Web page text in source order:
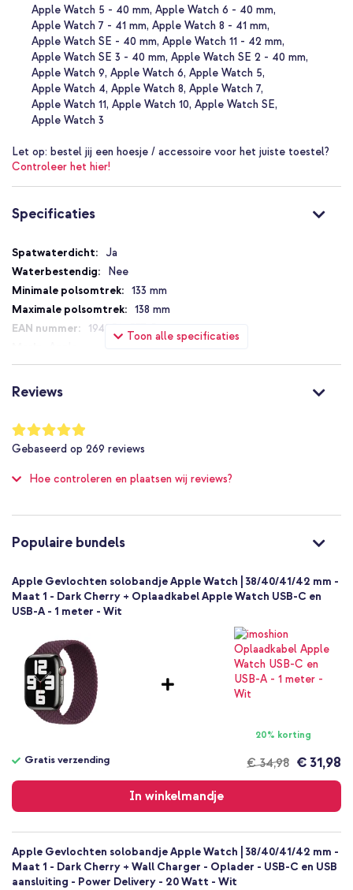
Rekbaar gevlochten design
Gemaakt van 40% gerecycled materiaal
Zweet- en waterbestendig
Comfortabel en zacht gevoel
Verschillende maten voor de perfecte pasvorm
Met 1 jaar garantie
Gevlochten solobandje.
Apple Watch 5 - 40 mm Apple Watch 6 - 40 mm
Apple Watch 7 - 41 mm Apple Watch 8 - 41 mm
Apple Watch SE - 40 mm Apple Watch 11 - 42 mm
Apple Watch SE 3 - 40 mm Apple Watch SE 2 - 40 mm
Apple Watch 9 Apple Watch 6 Apple Watch 5
Apple Watch 4 Apple Watch 8 Apple Watch 7
Apple Watch 11 Apple Watch 10 Apple Watch SE
Apple Watch 3
Let op: bestel jij een hoesje / accessoire voor het juiste toestel?
Controleer het hier!
Specificaties
Toon alle specificaties
Specificaties
Ja
Nee
133 mm
138 mm
194252637715
ML3R3ZM/A
Apple
Smartwatch bandje
Geen
Reviews
Waardering:
98
%
of
Gebaseerd op 269 reviews
Hoe controleren en plaatsen wij reviews?
Populaire bundels
Apple Gevlochten solobandje Apple Watch | 38/40/41/42 mm -
Maat 1 - Dark Cherry + Oplaadkabel Apple Watch USB-C en
USB-A - 1 meter - Wit
20% korting
€ 34,98
Gratis verzending € 31,98
In winkelmandje
verzending
Apple Gevlochten solobandje Apple Watch | 38/40/41/42 mm -
Maat 1 - Dark Cherry + Wall Charger - Oplader - USB-C en USB
aansluiting - Power Delivery - 20 Watt - Wit